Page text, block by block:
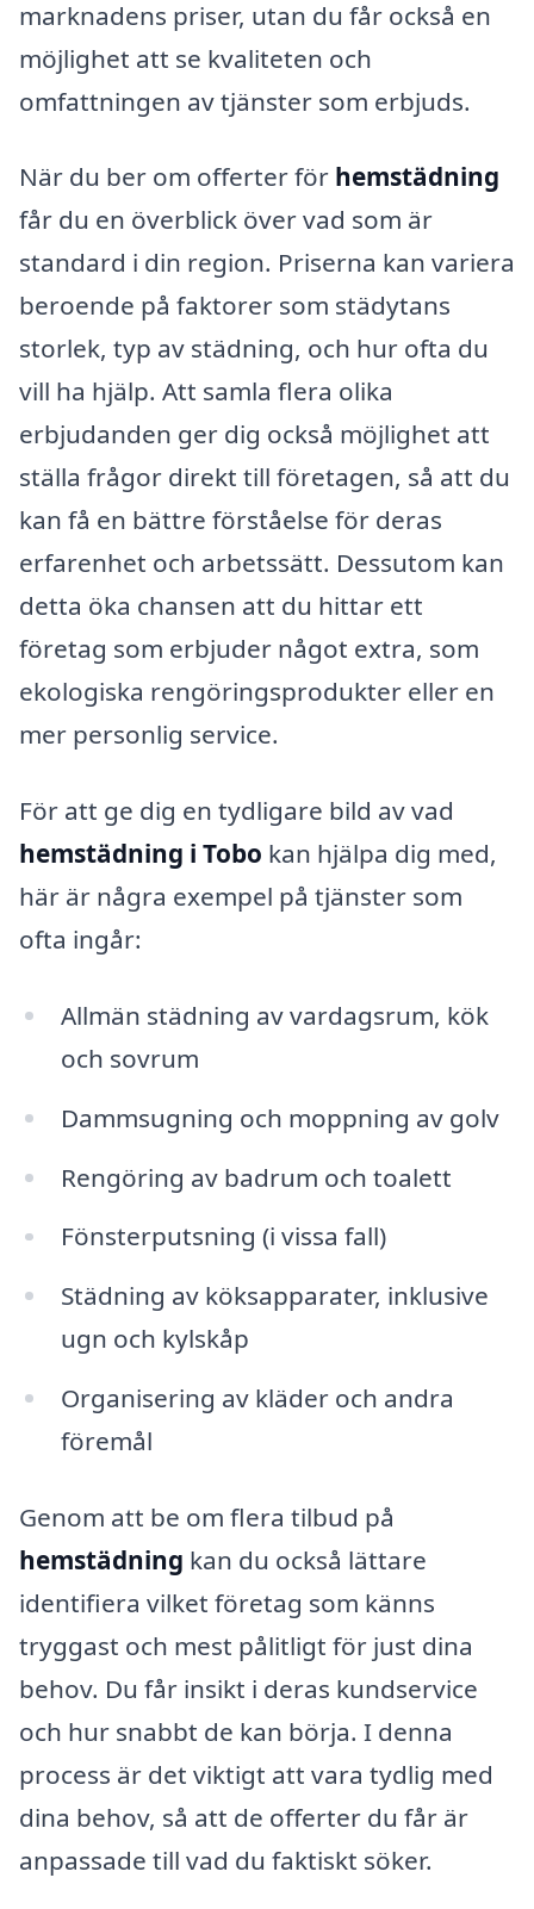
marknadens priser, utan du får också en
möjlighet att se kvaliteten och
omfattningen av tjänster som erbjuds.
När du ber om offerter för hemstädning
får du en överblick över vad som är
standard i din region. Priserna kan variera
beroende på faktorer som städytans
storlek, typ av städning, och hur ofta du
vill ha hjälp. Att samla flera olika
erbjudanden ger dig också möjlighet att
ställa frågor direkt till företagen, så att du
kan få en bättre förståelse för deras
erfarenhet och arbetssätt. Dessutom kan
detta öka chansen att du hittar ett
företag som erbjuder något extra, som
ekologiska rengöringsprodukter eller en
mer personlig service.
För att ge dig en tydligare bild av vad
hemstädning i Tobo kan hjälpa dig med,
här är några exempel på tjänster som
ofta ingår:
Allmän städning av vardagsrum, kök
och sovrum
Dammsugning och moppning av golv
Rengöring av badrum och toalett
Fönsterputsning (i vissa fall)
Städning av köksapparater, inklusive
ugn och kylskåp
Organisering av kläder och andra
föremål
Genom att be om flera tilbud på
hemstädning kan du också lättare
identifiera vilket företag som känns
tryggast och mest pålitligt för just dina
behov. Du får insikt i deras kundservice
och hur snabbt de kan börja. I denna
process är det viktigt att vara tydlig med
dina behov, så att de offerter du får är
anpassade till vad du faktiskt söker.